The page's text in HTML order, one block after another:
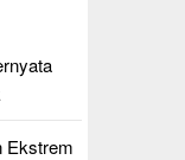
Ekstrem